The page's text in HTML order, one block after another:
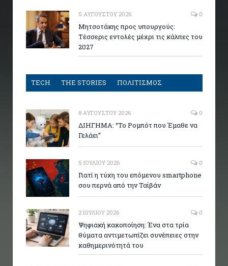
5 ΑΥΓΟΎΣΤΟΥ 2026 0
Μητσοτάκης προς υπουργούς:
Τέσσερις εντολές μέχρι τις κάλπες του
2027
TECH THE STORIES ΠΟΛΙΤΙΣΜΟΣ
8 ΑΥΓΟΎΣΤΟΥ 2026 0
ΔΙΗΓΗΜΑ: “Το Ρομπότ που Έμαθε να
Γελάει”
5 ΙΟΥΛΊΟΥ 2026 0
Γιατί η τύχη του επόμενου smartphone
σου περνά από την Ταϊβάν
2 ΙΟΥΛΊΟΥ 2026 0
Ψηφιακή κακοποίηση: Ένα στα τρία
θύματα αντιμετωπίζει συνέπειες στην
καθημερινότητά του